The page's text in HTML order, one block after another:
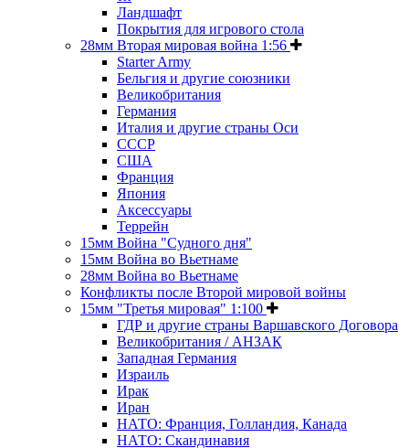
Ландшафт
Покрытия для игрового стола
28мм Вторая мировая война 1:56
Starter Army
Бельгия и другие союзники
Великобритания
Германия
Италия и другие страны Оси
СССР
США
Франция
Япония
Аксессуары
Террейн
15мм Война "Судного дня"
15мм Война во Вьетнаме
28мм Война во Вьетнаме
Конфликты после Второй мировой войны
15мм "Третья мировая" 1:100
ГДР и другие страны Варшавского Договора
Великобритания / АНЗАК
Западная Германия
Израиль
Ирак
Иран
НАТО: Франция, Голландия, Канада
НАТО: Скандинавия